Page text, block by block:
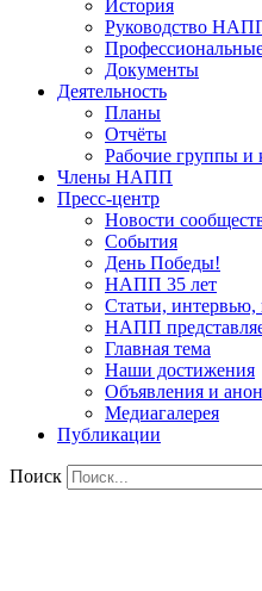
История
Руководство
Документы
Деятельность
Планы
Отчёты
Рабочие группы и
Члены НАПП
Пресс-центр
Новости
События
День Победы!
НАПП 35 лет
Статьи,
НАПП
Главная тема
Наши достижения
Объявления и
Медиагалерея
Публикации
Поиск